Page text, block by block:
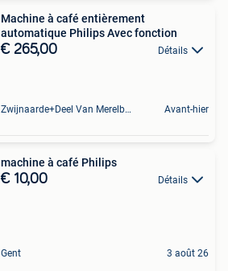
Machine à café entièrement
automatique Philips Avec fonction
€ 265,00 Détails
Zwijnaarde+Deel Van Merelbeke Avant-hier
machine à café Philips
€ 10,00 Détails
Gent 3 août 26